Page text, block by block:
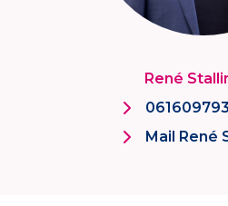
René
Mail René